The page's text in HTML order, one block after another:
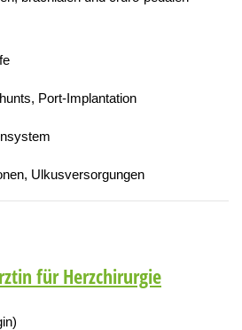
Port-Implantation
Ulkusversorgungen
für Herzchirurgie